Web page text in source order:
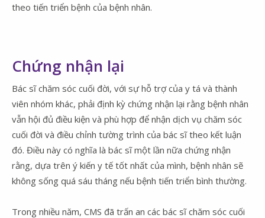
theo tiến triển bệnh của bệnh nhân.
Chứng nhận lại
Bác sĩ chăm sóc cuối đời, với sự hỗ trợ của y tá và thành
viên nhóm khác, phải định kỳ chứng nhận lại rằng bệnh nhân
vẫn hội đủ điều kiện và phù hợp để nhận dịch vụ chăm sóc
cuối đời và điều chỉnh tường trình của bác sĩ theo kết luận
đó. Điều này có nghĩa là bác sĩ một lần nữa chứng nhận
rằng, dựa trên ý kiến y tế tốt nhất của mình, bệnh nhân sẽ
không sống quá sáu tháng nếu bệnh tiến triển bình thường.
Trong nhiều năm, CMS đã trấn an các bác sĩ chăm sóc cuối